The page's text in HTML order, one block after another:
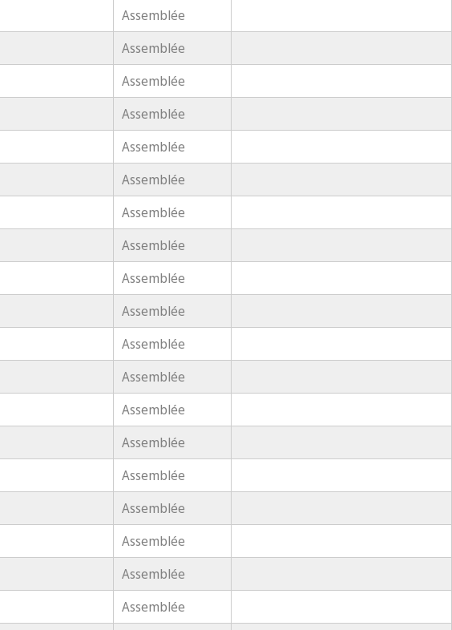
Assemblée
Assemblée
Assemblée
Assemblée
Assemblée
Assemblée
Assemblée
Assemblée
Assemblée
Assemblée
Assemblée
Assemblée
Assemblée
Assemblée
Assemblée
Assemblée
Assemblée
Assemblée
Assemblée